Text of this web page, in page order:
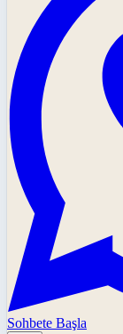
Sohbete Başla